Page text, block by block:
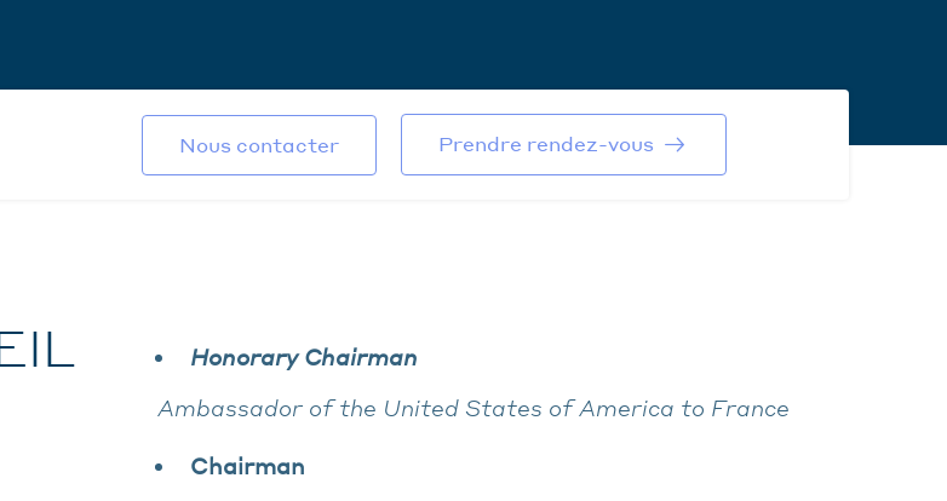
Nous contacter Prendre rendez-vous
Honorary Chairman
Ambassador of the United States of America to France
Chairman